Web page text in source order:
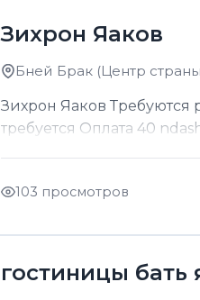
Зихрон Яаков
Бней Брак (Центр
Зихрон Яаков Требуются
требуется Оплата 40
103 просмотров
гостиницы бать